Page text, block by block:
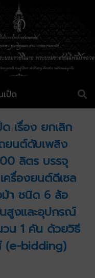
เป็ด
ด เรื่อง ยกเลิก
ยนต์ดับเพลิง
ลิตร บรรจุ
รื่องยนต์ดีเซล
า ชนิด 6 ล้อ
สูงและอุปกรณ์
น 1 คัน ด้วยวิธี
(e-bidding)